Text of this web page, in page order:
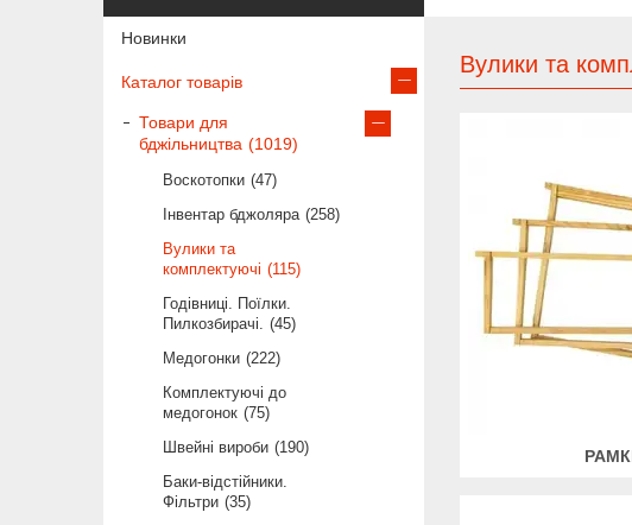
Вулики та
Новинки
Каталог товарів
Товари для
бджільництва
1019
Воскотопки 47
Інвентар бджоляра
258
Вулики та
комплектуючі
115
Годівниці. Поїлки.
Пилкозбирачі.
45
Медогонки
222
Комплектуючі до
медогонок 75
Швейні вироби
190
Баки-відстійники.
Фільтри 35